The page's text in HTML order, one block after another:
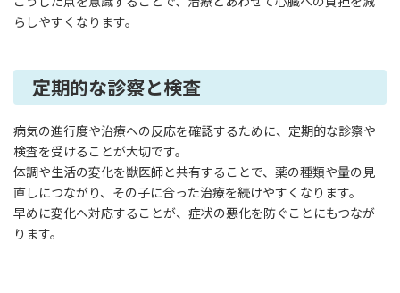
らしやすくなります。
定期的な診察と検査
病気の進行度や治療への反応を確認するために、定期的な診察や
検査を受けることが大切です。
体調や生活の変化を獣医師と共有することで、薬の種類や量の見
直しにつながり、その子に合った治療を続けやすくなります。
早めに変化へ対応することが、症状の悪化を防ぐことにもつなが
ります。